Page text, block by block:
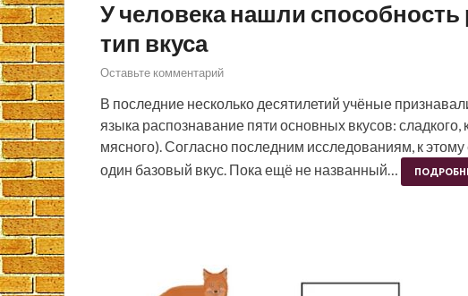
У человека нашли
тип вкуса
Оставьте комментарий
В последние несколько десятилетий учёные
языка распознавание пяти основных вкусов: сладкого,
мясного). Согласно последним исследованиям, к
один базовый вкус. Пока ещё не названный…